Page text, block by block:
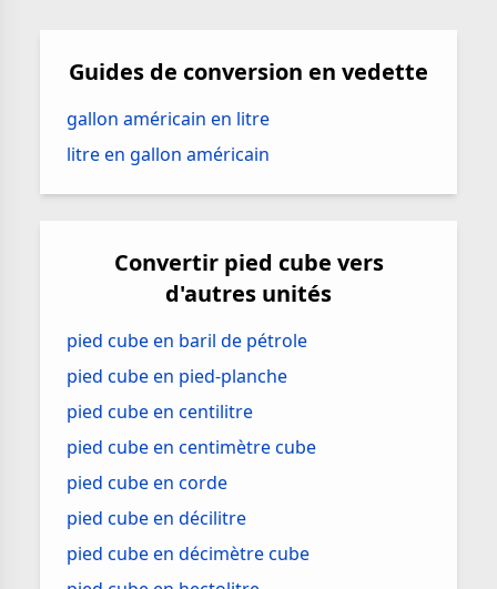
Guides de conversion en vedette
gallon américain en litre
litre en gallon américain
Convertir pied cube vers
d'autres unités
pied cube en baril de pétrole
pied cube en pied-planche
pied cube en centilitre
pied cube en centimètre cube
pied cube en corde
pied cube en décilitre
pied cube en décimètre cube